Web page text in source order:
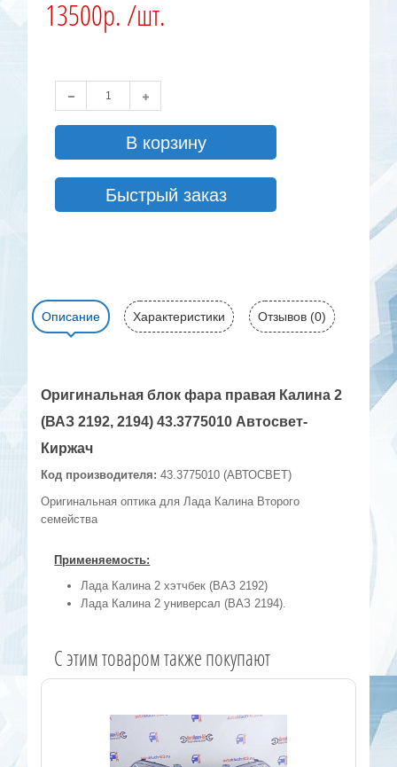
13500р. /шт.
В корзину
Быстрый заказ
Описание Характеристики Отзывов (0)
Оригинальная блок фара правая Калина 2
(ВАЗ 2192, 2194) 43.3775010 Автосвет-
Киржач
Код производителя: 43.3775010 (АВТОСВЕТ)
Оригинальная оптика для Лада Калина Второго
семейства
Применяемость:
Лада Калина 2 хэтчбек (ВАЗ 2192)
Лада Калина 2 универсал (ВАЗ 2194).
C этим товаром также покупают